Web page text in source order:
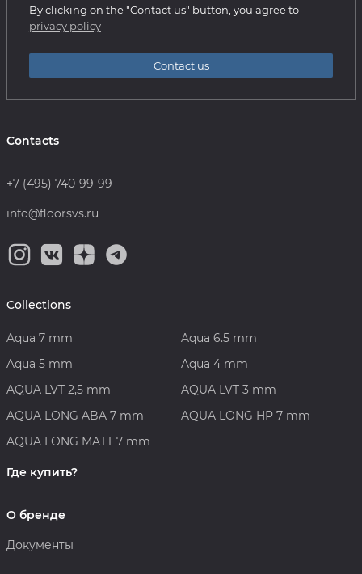
Contacts
+7 (495) 740-99-99
info@floorsvs.ru
Collections
Aqua 7 mm
Aqua 6.5 mm
Aqua 5 mm
Aqua 4 mm
AQUA LVT 2,5 mm
AQUA LVT 3 mm
AQUA LONG ABA 7 mm
AQUA LONG HP 7 mm
AQUA LONG MATT 7 mm
Где купить?
О бренде
Документы
By clicking on the "Contact us" button, you agree to
privacy policy
Contact us